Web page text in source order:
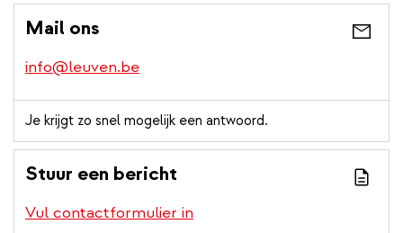
Mail ons
info@leuven.be
Je krijgt zo snel mogelijk een antwoord.
Stuur een bericht
Vul contactformulier in